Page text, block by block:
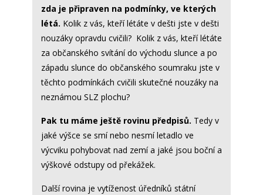
zda je připraven na podmínky, ve kterých
létá. Kolik z vás, kteří létáte v dešti jste v dešti
nouzáky opravdu cvičili? Kolik z vás, kteří létáte
za občanského svítání do východu slunce a po
západu slunce do občanského soumraku jste v
těchto podmínkách cvičili skutečné nouzáky na
neznámou SLZ plochu?
Pak tu máme ještě rovinu předpisů. Tedy v
jaké výšce se smí nebo nesmí letadlo ve
výcviku pohybovat nad zemí a jaké jsou boční a
výškové odstupy od překážek.
Další rovina je vytíženost úředníků státní